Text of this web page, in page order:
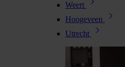
Weert
Hoogeveen
Utrecht